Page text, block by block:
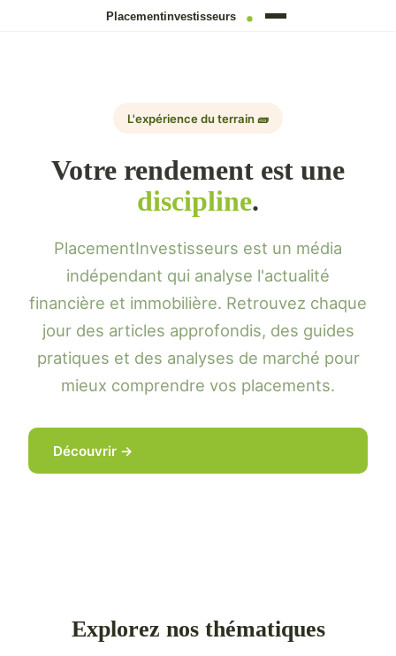
L'expérience du terrain 🧱
Votre rendement est une
discipline.
PlacementInvestisseurs est un média
indépendant qui analyse l'actualité
financière et immobilière. Retrouvez chaque
jour des articles approfondis, des guides
pratiques et des analyses de marché pour
mieux comprendre vos placements.
Découvrir →
Explorez nos thématiques